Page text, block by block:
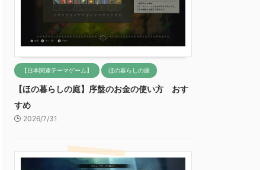
【日本関連テーマゲーム】 ほの暮らしの庭
【ほの暮らしの庭】序盤のお金の使い方 おす
すめ
2026/7/31